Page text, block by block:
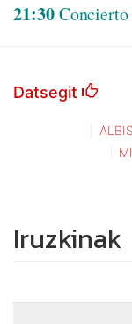
21:30Concierto
Datsegit
Iruzkinak